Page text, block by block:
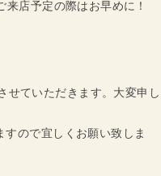
店予定の際はお早めに！
せていただきます。大変申し
ので宜しくお願い致しま